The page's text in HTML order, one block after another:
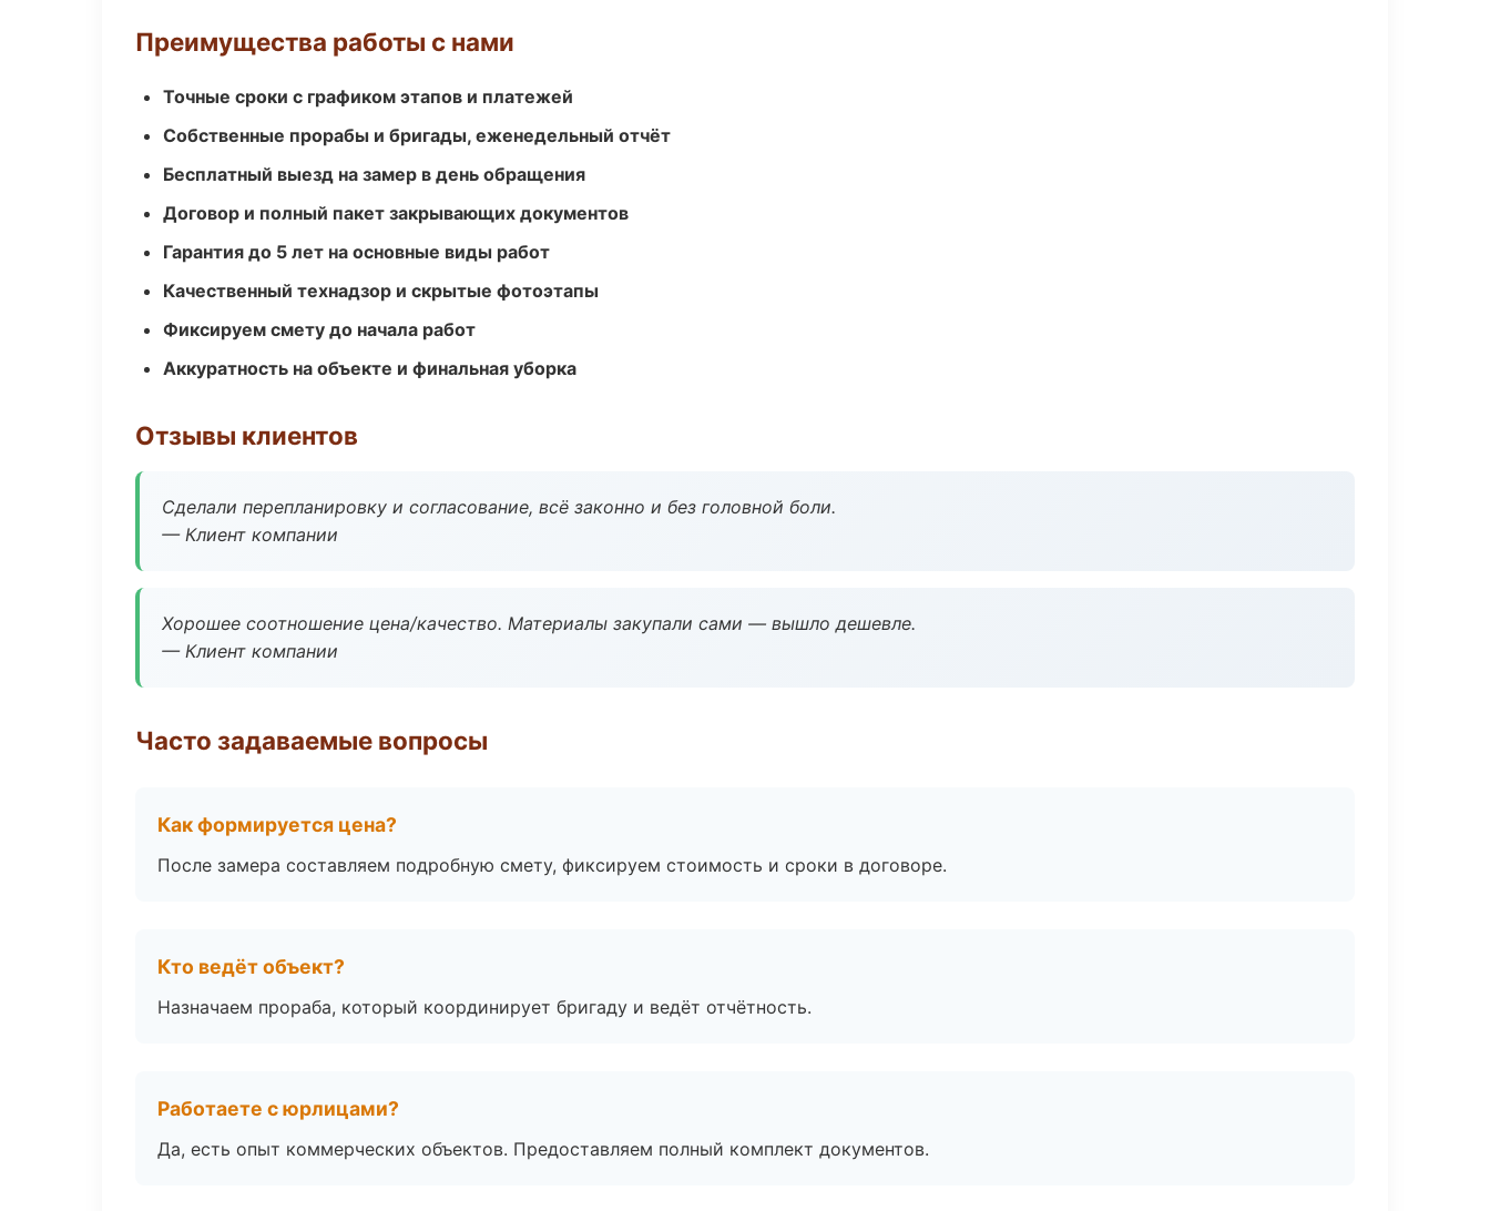
Преимущества работы с нами
Точные сроки с графиком этапов и платежей
Собственные прорабы и бригады, еженедельный отчёт
Бесплатный выезд на замер в день обращения
Договор и полный пакет закрывающих документов
Гарантия до 5 лет на основные виды работ
Качественный технадзор и скрытые фотоэтапы
Фиксируем смету до начала работ
Аккуратность на объекте и финальная уборка
Отзывы клиентов
Сделали перепланировку и согласование, всё законно и без головной боли.
— Клиент компании
Хорошее соотношение цена/качество. Материалы закупали сами — вышло дешевле.
— Клиент компании
Часто задаваемые вопросы
Как формируется цена?
После замера составляем подробную смету, фиксируем стоимость и сроки в договоре.
Кто ведёт объект?
Назначаем прораба, который координирует бригаду и ведёт отчётность.
Работаете с юрлицами?
Да, есть опыт коммерческих объектов. Предоставляем полный комплект документов.